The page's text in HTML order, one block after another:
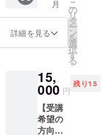
ンセリ
ング+オ
リジナ
ルグッ
ズ付
【こん
な方に
おすす
め】 ス
キマ時
間や副
月
詳細を見る
こ
の
リ
タ
ー
ン
を
選
択
す
る
15,
000 円
残り15
【受講
希望の
方向